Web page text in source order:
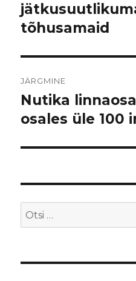
tõhusamaid
JÄRGMINE
Järgmine
postitus:
Nutika
osales üle 100
Otsi: